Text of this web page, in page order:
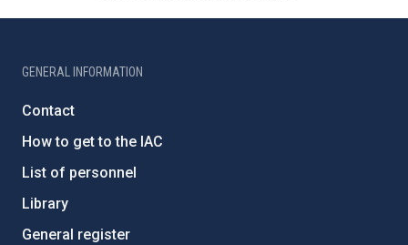
GENERAL INFORMATION
Contact
How to get to the IAC
List of personnel
Library
General register